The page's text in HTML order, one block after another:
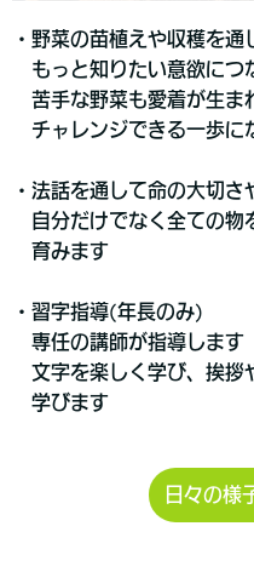
・野菜の苗植えや収穫を通
もっと知りたい意欲につ
苦手な野菜も愛着が生ま
チャレンジできる一歩に
・法話を通して命の大切さ
自分だけでなく全ての物
育みます
・習字指導(年長のみ)
専任の講師が指導します
文字を楽しく学び、挨拶
学びます
日々の様